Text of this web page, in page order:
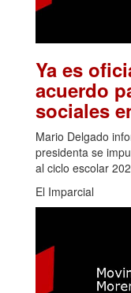
Ya es
acuerdo
sociales
Mario Delgado
presidenta se
al ciclo escolar
El Imparcial